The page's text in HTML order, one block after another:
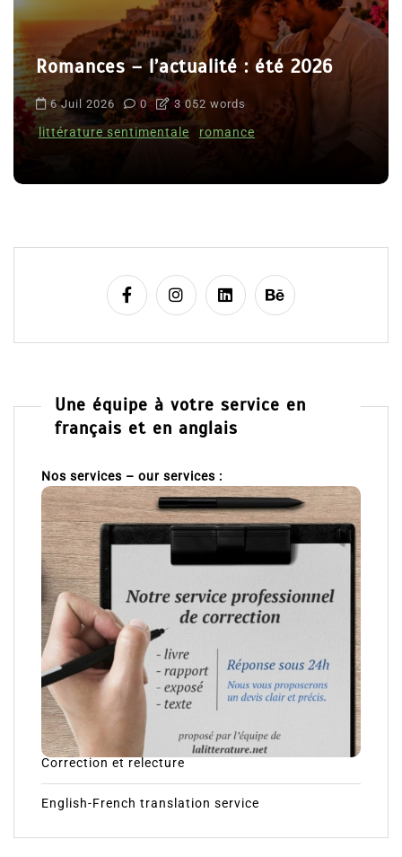
Romances – l’actualité : été 2026
6 Juil 2026 0 3 052 words
littérature sentimentale romance
Une équipe à votre service en
français et en anglais
Nos services – our services :
Correction et relecture
English-French translation service